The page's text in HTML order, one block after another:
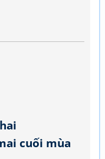
cuối mùa